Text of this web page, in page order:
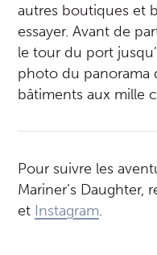
autres boutiques et
essayer. Avant de
le tour du port
photo du panorama
bâtiments aux mille
Pour suivre les
Mariner’s Daughter,
et Instagram.